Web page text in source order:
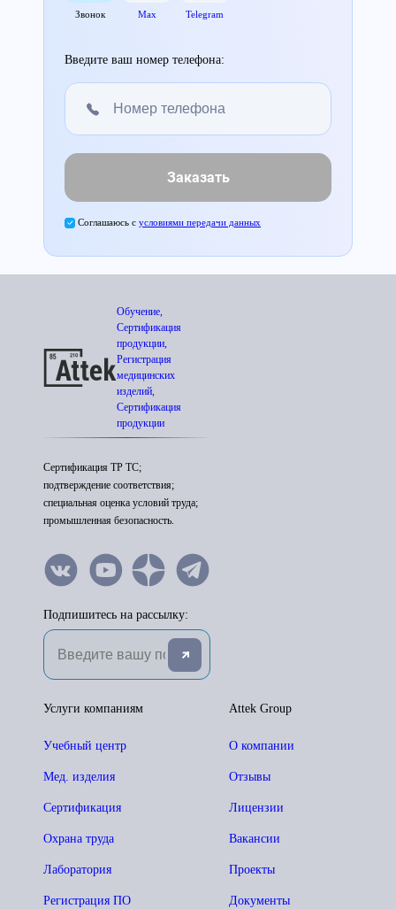
Звонок Max Telegram
Введите ваш номер телефона:
Заказать
Соглашаюсь с условиями передачи данных
Обучение,
Сертификация
продукции,
Регистрация
медицинских
изделий,
Сертификация
продукции
Сертификация ТР ТС;
подтверждение соответствия;
специальная оценка условий труда;
промышленная безопасность.
Подпишитесь на рассылку:
Attek Group
О компании
Отзывы
Лицензии
Вакансии
Проекты
Документы
Услуги компаниям
Учебный центр
Мед. изделия
Сертификация
Охрана труда
Лаборатория
Регистрация ПО